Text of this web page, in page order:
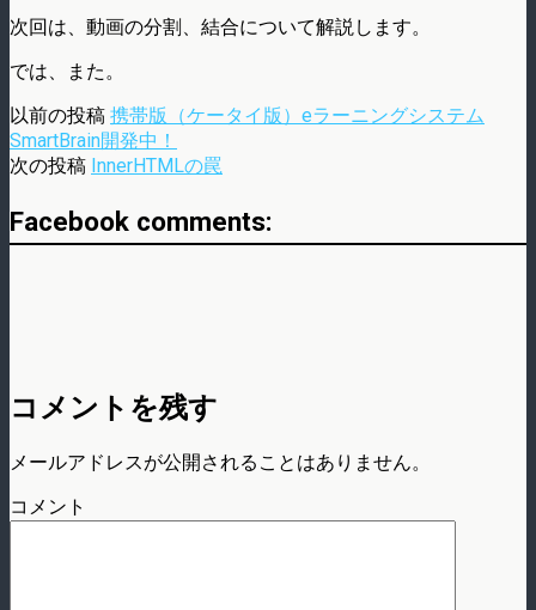
次回は、動画の分割、結合について解説します。
では、また。
以前の投稿 携帯版（ケータイ版）eラーニングシステム
SmartBrain開発中！
次の投稿 InnerHTMLの罠
Facebook comments:
コメントを残す
メールアドレスが公開されることはありません。
コメント